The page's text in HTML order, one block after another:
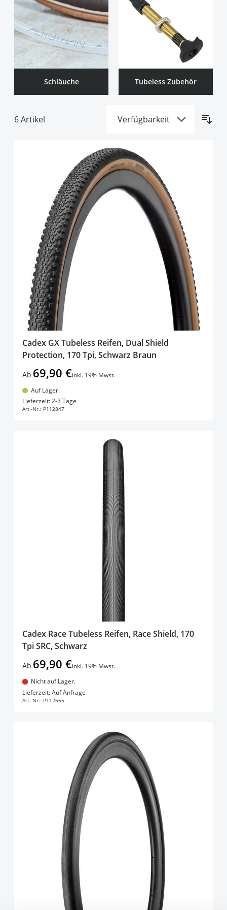
Schläuche Tubeless Zubehör
6Artikel
Cadex GX Tubeless Reifen, Dual Shield
Protection, 170 Tpi, Schwarz Braun
Ab 69,90 €inkl. 19% Mwst.
Auf Lager.
Lieferzeit: 2-3 Tage
Art.-Nr.: P112847
Cadex Race Tubeless Reifen, Race Shield, 170
Tpi SRC, Schwarz
Ab 69,90 €inkl. 19% Mwst.
Nicht auf Lager.
Lieferzeit: Auf Anfrage
Art.-Nr.: P112665
In den Warenkorb